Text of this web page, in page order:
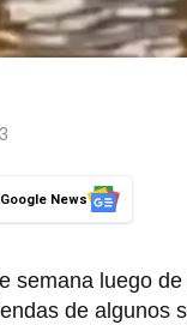
News
semana luego
de algunos